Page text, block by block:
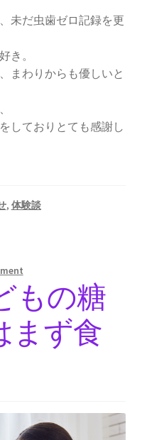
未だ虫歯ゼロ記録を更
き。
まわりからも優しいと
しておりとても感謝し
, 体験談
もの糖
まず食